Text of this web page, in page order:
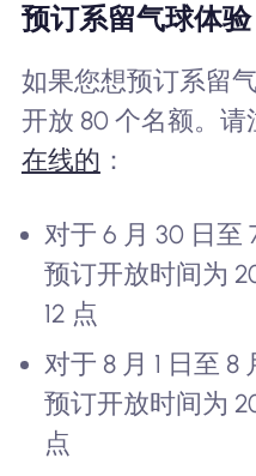
预订系留气球体验
如果您想预订系留
开放 80 个名额。
在线的 ：
对于 6 月 30 日至
预订开放时间为
12 点
对于 8 月 1 日至 8
预订开放时间为
点